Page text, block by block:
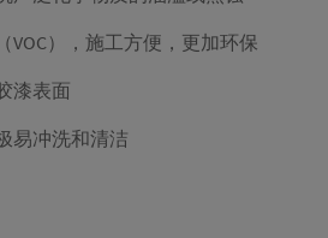
），施工方便，更加环保
漆表面
易冲洗和清洁